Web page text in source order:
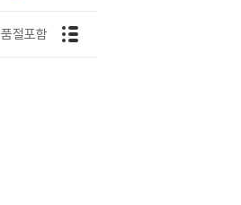
품절포함